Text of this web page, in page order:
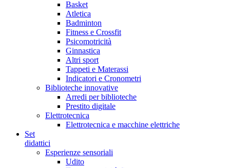
Basket
Atletica
Badminton
Fitness e Crossfit
Psicomotricità
Ginnastica
Altri sport
Tappeti e Materassi
Indicatori e Cronometri
Biblioteche innovative
Arredi per biblioteche
Prestito digitale
Elettrotecnica
Elettrotecnica e macchine elettriche
Set
didattici
Esperienze sensoriali
Udito